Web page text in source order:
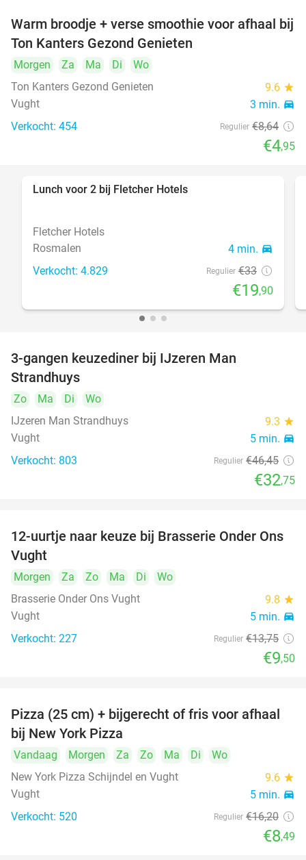
43%
Warm broodje + verse smoothie voor afhaal bij
Ton Kanters Gezond Genieten
Morgen Za Ma Di
Wo
Ton Kanters Gezond Genieten
9.6 star
Vught 3 min. directions_car
Verkocht: 454 Regulier €8,64
€4,95
Lunch voor 2 bij Fletcher Hotels
Fletcher Hotels
Rosmalen
4 min. directions_car
Verkocht: 4.829 Regulier €33
€19,90
3-gangen keuzediner bij IJzeren Man
Strandhuys
Zo Ma Di
Wo
IJzeren Man Strandhuys
9.3 star
Vught 5 min. directions_car
Verkocht: 803 Regulier €46,45
€32,75
31%
12-uurtje naar keuze bij Brasserie Onder Ons
Vught
Morgen Za Zo Ma Di
Wo
Brasserie Onder Ons Vught
9.8 star
Vught 5 min. directions_car
Verkocht: 227 Regulier €13,75
€9,50
48%
Pizza (25 cm) + bijgerecht of fris voor afhaal
bij New York Pizza
Vandaag Morgen Za Zo Ma Di
Wo
New York Pizza Schijndel en Vught
9.6 star
Vught 5 min. directions_car
Verkocht: 520 Regulier €16,20
€8,49